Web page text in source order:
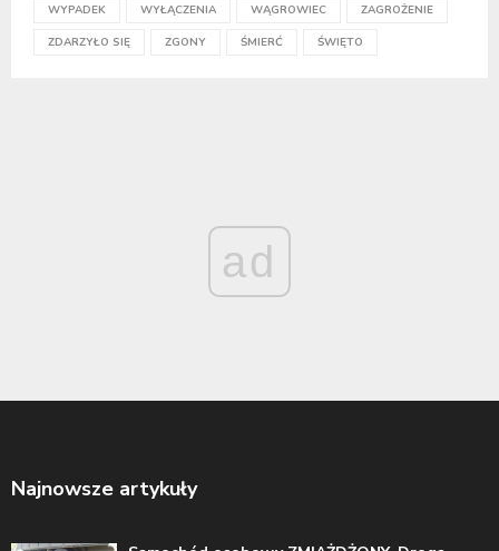
WYPADEK WYŁĄCZENIA WĄGROWIEC ZAGROŻENIE
ZDARZYŁO SIĘ ZGONY ŚMIERĆ ŚWIĘTO
ad
Najnowsze artykuły